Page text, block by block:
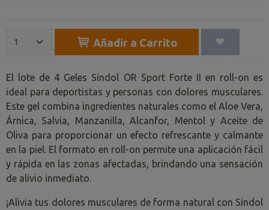
Añadir a Carrito
El lote de 4 Geles Sindol OR Sport Forte II en roll-on es
ideal para deportistas y personas con dolores musculares.
Este gel combina ingredientes naturales como el Aloe Vera,
Árnica, Salvia, Manzanilla, Alcanfor, Mentol y Aceite de
Oliva para proporcionar un efecto refrescante y calmante
en la piel. El formato en roll-on permite una aplicación fácil
y rápida en las zonas afectadas, brindando una sensación
de alivio inmediato.
¡Alivia tus dolores musculares de forma natural con Sindol